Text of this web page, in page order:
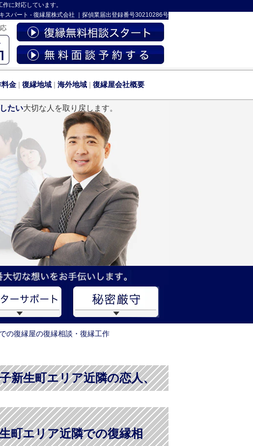
に対応しています。
スパート - 復縁屋株式会社 探偵業届出登録番号30210286号
金 | 復縁地域 | 海外地域 | 復縁屋会社概要
たい大切な人を取り戻します。
の復縁屋の復縁相談・復縁工作
新生町エリア近隣の恋人、
町エリア近隣での復縁相